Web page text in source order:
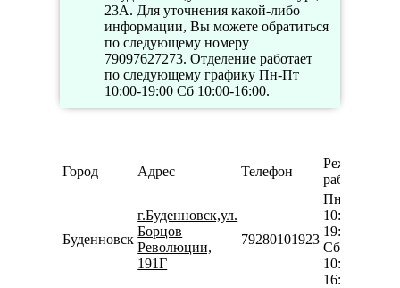
23А. Для уточнения какой-либо
информации, Вы можете обратиться
по следующему номеру
79097627273. Отделение работает
по следующему графику Пн-Пт
10:00-19:00 Сб 10:00-16:00.
Город Адрес Телефон
Режим
работы
Буденновск
г.Буденновск,ул.
Борцов
Революции,
191Г
79280101923
Пн-Пт
10:00-
19:00
Сб
10:00-
16:00